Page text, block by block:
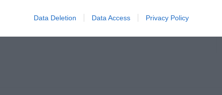
Data Deletion Data Access Privacy Policy
az EGRI ÜGYEK Google Hírek oldalán!